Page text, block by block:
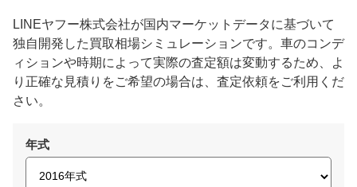
LINEヤフー株式会社が国内マーケットデータに基づいて
独自開発した買取相場シミュレーションです。車のコンデ
ィションや時期によって実際の査定額は変動するため、よ
り正確な見積りをご希望の場合は、査定依頼をご利用くだ
さい。
年式